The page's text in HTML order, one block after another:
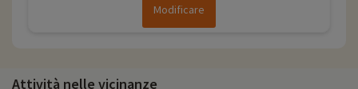
Modificare
Attività nelle vicinanze